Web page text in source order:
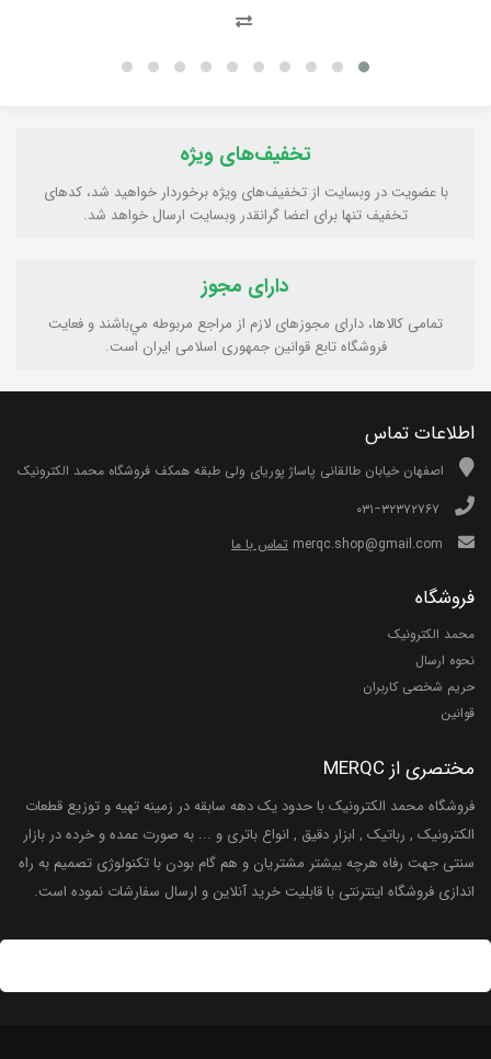
تخفیف‌های ویژه
با عضویت در وبسایت از تخفیف‌های ویژه برخوردار خواهید شد، کدهای
تخفیف تنها برای اعضا گرانقدر وبسایت ارسال خواهد شد.
دارای مجوز
تمامی كالاها، دارای مجوزهای لازم از مراجع مربوطه مي‌باشند و فعایت
فروشگاه تابع قوانين جمهوری اسلامی ايران است.
اطلاعات تماس
اصفهان خیابان طالقانی پاساژ پوریای ولی طبقه همکف فروشگاه محمد الکترونیک
تماس با ما
فروشگاه
محمد الکترونیک
نحوه ارسال
حریم شخصی کاربران
قوانین
مختصری از MERQC
فروشگاه محمد الکترونیک با حدود یک دهه سابقه در زمینه تهیه و توزیع قطعات
الکترونیک , رباتیک , ابزار دقیق , انواع باتری و ... به صورت عمده و خرده در بازار
سنتی جهت رفاه هرچه بیشتر مشتریان و هم گام بودن با تکنولوژی تصمیم به راه
اندازی فروشگاه اینترنتی با قابلیت خرید آنلاین و ارسال سفارشات نموده است.